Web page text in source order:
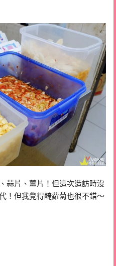
蒜片、薑片！但這次造訪時沒
！但我覺得醃蘿蔔也很不錯～